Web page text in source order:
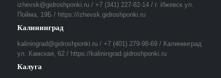
izhevsk@gidroshponki.ru / +7 (341) 227-82-14 / г. Ижевск ул.
Пойма, 19Б / https://izhevsk.gidroshponki.ru
Калининград
kaliningrad@gidroshponki.ru / +7 (401) 279-98-69 / Калининград
ул. Камская, 62 / https://kaliningrad.gidroshponki.ru
Калуга